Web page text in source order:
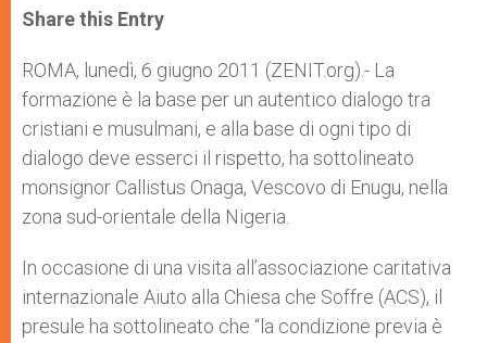
t
s
p
p
s
e
g
e
r
e
b
o
k
r
Share this Entry
ROMA, lunedì, 6 giugno 2011 (ZENIT.org).- La
formazione è la base per un autentico dialogo tra
cristiani e musulmani, e alla base di ogni tipo di
dialogo deve esserci il rispetto, ha sottolineato
monsignor Callistus Onaga, Vescovo di Enugu, nella
zona sud-orientale della Nigeria.
In occasione di una visita all’associazione caritativa
internazionale Aiuto alla Chiesa che Soffre (ACS), il
presule ha sottolineato che “la condizione previa è